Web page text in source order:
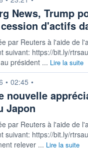
News, Trump
d'actifs
par Reuters à l'aide de
suivant: https://bit.ly/
président ... Lire la suite
• 02:45 •
nouvelle
Japon
par Reuters à l'aide de
suivant: https://bit.ly/
relever ... Lire la suite